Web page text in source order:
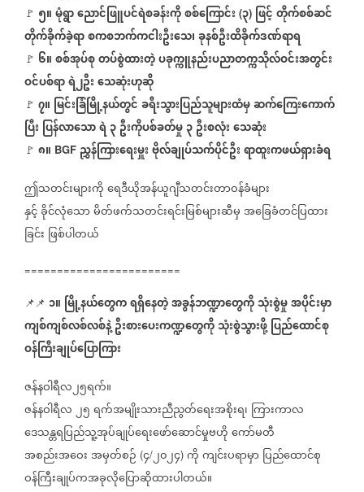
🚩 ၅။မုံရွာညောင်ဖြူပင်ရဲစခန်းကိုစစ်ကြောင်း (၃) ဖြင့်တိုက်စစ်ဆင်
တိုက်ခိုက်ခဲ့ရာစကစဘက်ကငါးဦးသေ၊ခုနစ်ဦးထိခိုက်ဒဏ်ရာရ
🚩 ၆။စစ်အုပ်စုတပ်စွဲထားတဲ့ပခုက္ကူနည်းပညာတက္ကသိုလ်ဝင်းအတွင်း
ဝင်ပစ်ရာရဲ၂ဦးသေဆုံးဟုဆို
🚩 ၇။ မြင်းခြံမြို့နယ်တွင်ခရီးသွားပြည်သူများထံမှဆက်ကြေးကောက်
ပြီး ပြန်လာသောရဲ၃ဦးကိုပစ်ခတ်မှု၃ဦးစလုံးသေဆုံး
🚩 ၈။ BGF ညွှန်ကြားရေးမှူးဗိုလ်ချုပ်သက်ပိုင်ဦးရာထူးကဖယ်ရှားခံရ
ဤသတင်းများကိုရေဒီယိုအန်ယူဂျီသတင်းတာဝန်ခံများ
နှင့်ခိုင်လုံသောမိတ်ဖက်သတင်းရင်းမြစ်များဆီမှအခြေခံတင်ပြထား
ခြင်း ဖြစ်ပါတယ်
========================
📌📌 ၁။ မြို့နယ်တွေကရရှိနေတဲ့အခွန်ဘဏ္ဍာတွေကိုသုံးစွဲမှုအပိုင်းမှာ
ကျစ်ကျစ်လစ်လစ်နဲ့ဦးစားပေးကဏ္ဍတွေကိုသုံးစွဲသွားဖို့ပြည်ထောင်စု
ဝန်ကြီးချုပ်ပြောကြား
ဇန်နဝါရီလ၂၅ရက်။
ဇန်နဝါရီလ၂၅ရက်အမျိုးသားညီညွတ်ရေးအစိုးရ၊ ကြားကာလ
ဒေသန္တရပြည်သူ့အုပ်ချုပ်ရေးဖော်ဆောင်မှုဗဟိုကော်မတီ
အစည်းအဝေးအမှတ်စဉ် (၄/၂၀၂၄) ကိုကျင်းပရာမှာပြည်ထောင်စု
ဝန်ကြီးချုပ်ကအခုလိုပြောဆိုထားပါတယ်။